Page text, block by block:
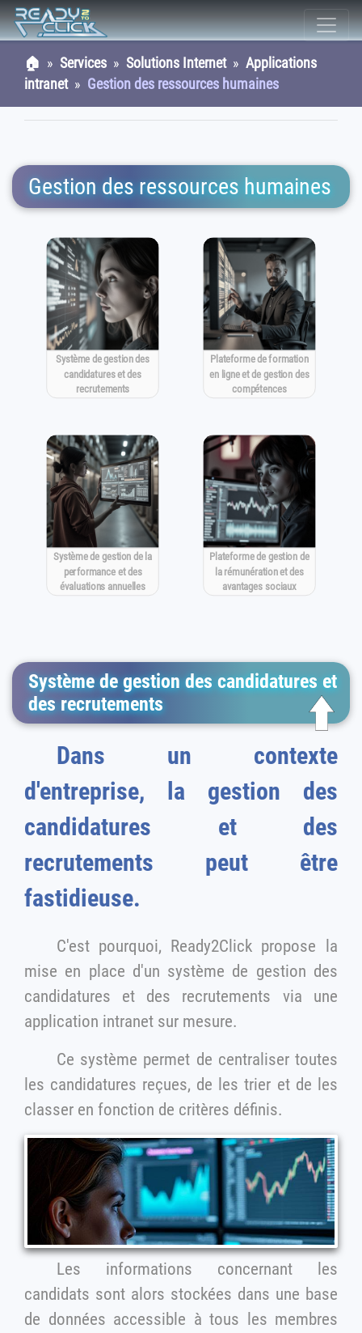
🏠 » Services » Solutions Internet» Applications
intranet» Gestion des ressources humaines
Gestion des ressources humaines
Système de gestion des
candidatures et des
recrutements
Plateforme de formation
en ligne et de gestion des
compétences
Système de gestion de la
performance et des
évaluations annuelles
Plateforme de gestion de
la rémunération et des
avantages sociaux
Système de gestion des candidatures et
des recrutements
Dans un contexte
d'entreprise, la gestion des
candidatures et des
recrutements peut être
fastidieuse.
C'est pourquoi, Ready2Click propose la
mise en place d'un système de gestion des
candidatures et des recrutements via une
application intranet sur mesure.
Ce système permet de centraliser toutes
les candidatures reçues, de les trier et de les
classer en fonction de critères définis.
Les informations concernant les
candidats sont alors stockées dans une base
de données accessible à tous les membres